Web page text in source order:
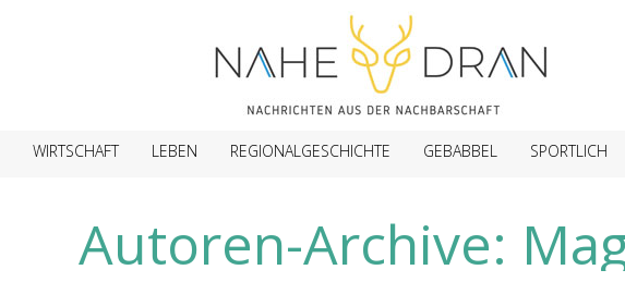
WIRTSCHAFT LEBEN REGIONALGESCHICHTE GEBABBEL SPORTLICH
Autoren-Archive: